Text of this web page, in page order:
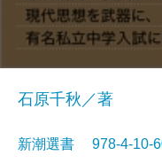
石原千秋／著
新潮選書 978-4-